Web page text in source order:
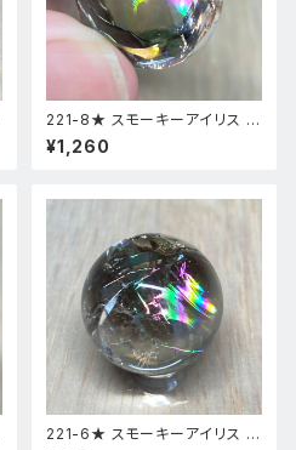
221-8★ スモーキーアイリス 台
座付き スフィア 天然石インテリ
ア風水置物
¥1,260
221-6★ スモーキーアイリス 台